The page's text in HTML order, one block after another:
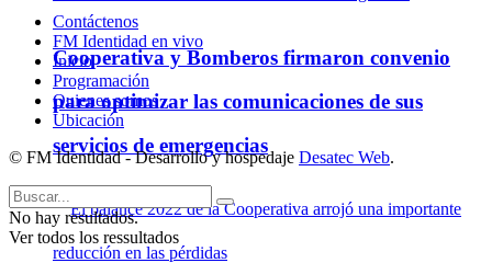
Cooperativa y Bomberos firmaron convenio
para optimizar las comunicaciones de sus
servicios de emergencias
Contáctenos
FM Identidad en vivo
Inicio
Programación
Quienes somos
Ubicación
© FM Identidad - Desarrollo y hospedaje Desatec Web.
No hay resultados.
Ver todos los ressultados